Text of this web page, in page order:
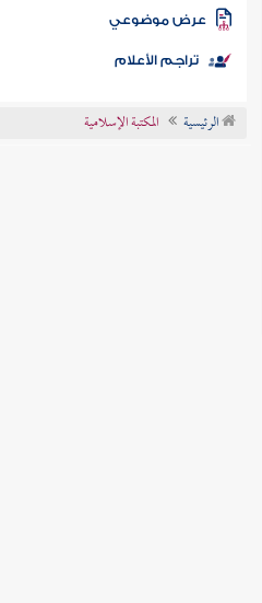
الكتب
موضوعي
تراجم الأعلام
الرئيسية المكتبة الإسلامية